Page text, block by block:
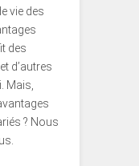
vie des
des
d’autres
Mais,
? Nous